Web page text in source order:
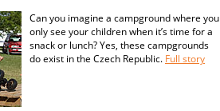
Can you imagine a campground where you
only see your children when it’s time for a
snack or lunch? Yes, these campgrounds
do exist in the Czech Republic. Full story